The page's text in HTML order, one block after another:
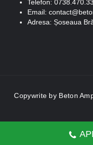
Telefon:
Email:
Adresa: Șoseaua
Copywrite by Beton